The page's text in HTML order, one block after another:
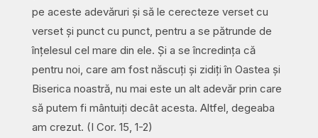
pe aceste adevăruri și să le cerecteze verset cu
verset și punct cu punct, pentru a se pătrunde de
înțelesul cel mare din ele. Și a se încredința că
pentru noi, care am fost născuți și zidiți în Oastea și
Biserica noastră, nu mai este un alt adevăr prin care
să putem fi mântuiți decât acesta. Altfel, degeaba
am crezut. (I Cor. 15, 1-2)